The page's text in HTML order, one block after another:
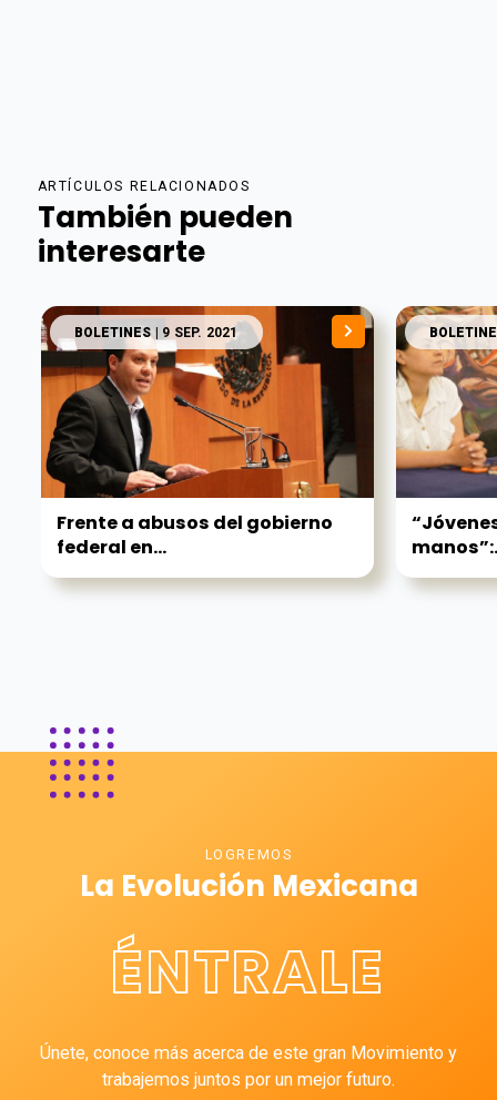
ARTÍCULOS RELACIONADOS
También pueden
interesarte
BOLETINES | 9 SEP. 2021
Frente a abusos del gobierno
federal en...
LOGREMOS
La Evolución Mexicana
ÉNTRALE
Únete, conoce más acerca de este gran Movimiento y
trabajemos juntos por un mejor futuro.